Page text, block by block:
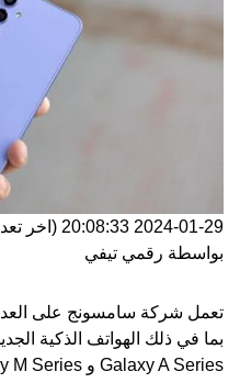
2024-01-29 20:08:33 (اخر
بواسطة رقمي تيفي
تعمل شركة سامسونج على
بما في ذلك الهواتف الذكية